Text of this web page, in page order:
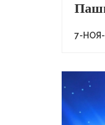
7-НОЯ-